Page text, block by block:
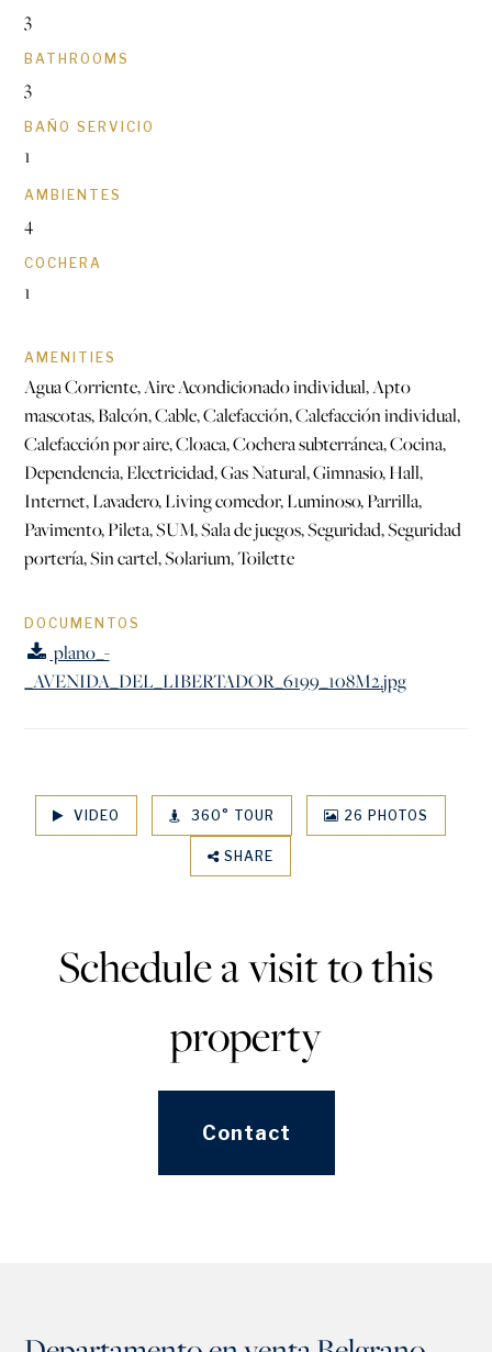
3
BATHROOMS
3
BAÑO SERVICIO
1
AMBIENTES
4
COCHERA
1
AMENITIES
Agua Corriente, Aire Acondicionado individual, Apto
mascotas, Balcón, Cable, Calefacción, Calefacción individual,
Calefacción por aire, Cloaca, Cochera subterránea, Cocina,
Dependencia, Electricidad, Gas Natural, Gimnasio, Hall,
Internet, Lavadero, Living comedor, Luminoso, Parrilla,
Pavimento, Pileta, SUM, Sala de juegos, Seguridad, Seguridad
portería, Sin cartel, Solarium, Toilette
DOCUMENTOS
plano_-
_AVENIDA_DEL_LIBERTADOR_6199_108M2.jpg
VIDEO 360° TOUR 26 PHOTOS
SHARE
Schedule a visit to this
property
Contact